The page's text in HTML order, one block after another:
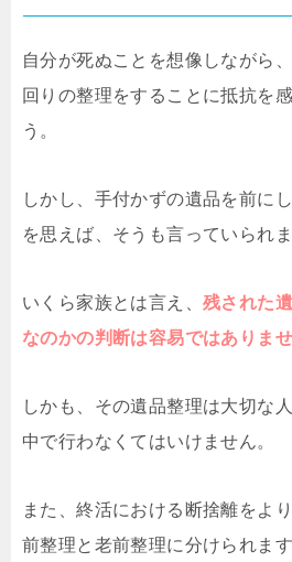
自分が死ぬことを想像しながら
回りの整理をすることに抵抗を
う。
しかし、手付かずの遺品を前に
を思えば、そうも言っていられま
いくら家族とは言え、 残された
なのかの判断は容易ではありませ
しかも、その遺品整理は大切な
中で行わなくてはいけません。
また、終活における断捨離をよ
前整理と老前整理に分けられます